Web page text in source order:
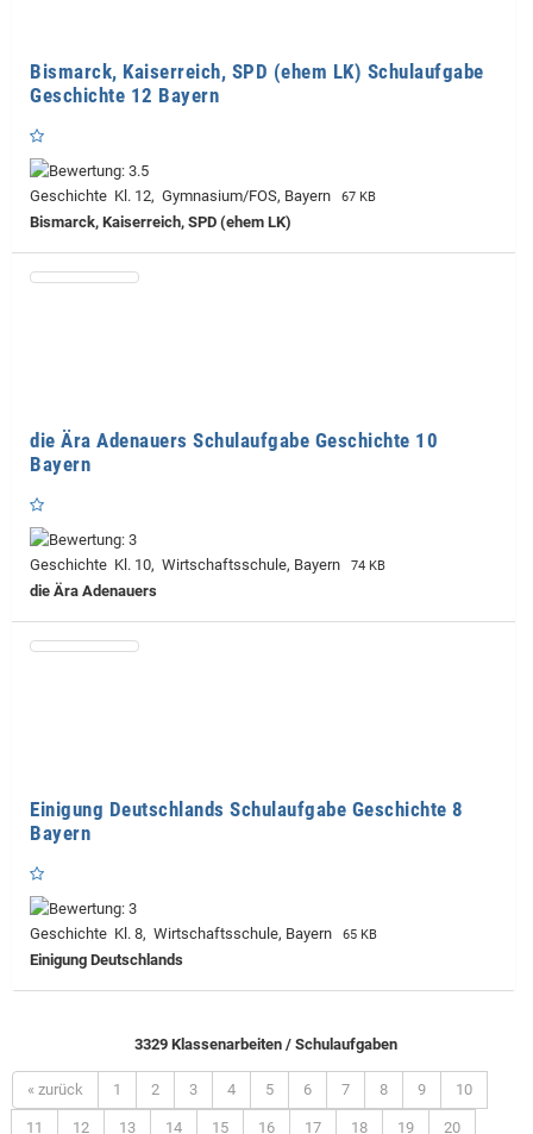
Bismarck, Kaiserreich, SPD (ehem LK) Schulaufgabe
Geschichte 12 Bayern
Geschichte Kl. 12, Gymnasium/FOS, Bayern 67 KB
Bismarck, Kaiserreich, SPD (ehem LK)
die Ära Adenauers Schulaufgabe Geschichte 10
Bayern
Geschichte Kl. 10, Wirtschaftsschule, Bayern 74 KB
die Ära Adenauers
Einigung Deutschlands Schulaufgabe Geschichte 8
Bayern
Geschichte Kl. 8, Wirtschaftsschule, Bayern 65 KB
Einigung Deutschlands
3329 Klassenarbeiten / Schulaufgaben
« zurück 1 2 3 4 5 6 7 8 9 10
11 12 13 14 15 16 17 18 19 20